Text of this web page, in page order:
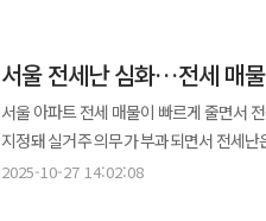
미성노인회장은 “오늘이 올가을 들어 가
해주셔서 진심으로 감사드린다”며 고마움을 전했다. HDC현대산업개발 관계자는 “갑작스럽
이번 쌀 기부가 이웃들이 조금이나마 따
사회공헌 활동을 꾸준히 이어갈 계획”이라고 말했다. HDC현대산업개발은 이번 노원구
다양한 사회공헌활동을 전개해 왔다. 용
서울 전세난 심화…전세 매
서울 아파트 전세 매물이 빠르게 줄면서
지정돼 실거주 의무가 부과되면서 전세
(갱신권) 행사 비중도 빠르게 늘고 있다. 27일 부동산 빅데이터 플랫폼 아실에 따르면 전날 기준 서울 아파트 전세 매물은
2025-10-27 14:02:08